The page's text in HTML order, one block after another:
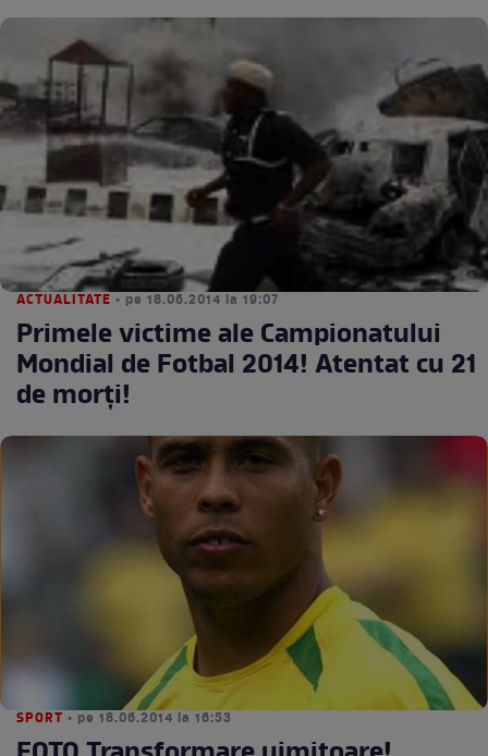
ACTUALITATE • pe 18.06.2014 la 19:07
Primele victime ale Campionatului
Mondial de Fotbal 2014! Atentat cu 21
de morţi!
SPORT • pe 18.06.2014 la 16:53